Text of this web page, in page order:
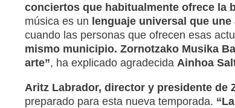
conciertos que habitualmente ofrece la
música es un lenguaje universal que
cuando las personas que ofrecen esas
mismo municipio. Zornotzako Musika
arte”, ha explicado agradecida Ainhoa
Aritz Labrador, director y presidente de
preparado para esta nueva temporada.